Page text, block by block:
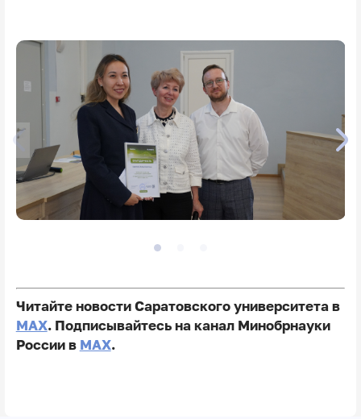
Читайте новости Саратовского университета в
MAX. Подписывайтесь на канал Минобрнауки
России в MAX.